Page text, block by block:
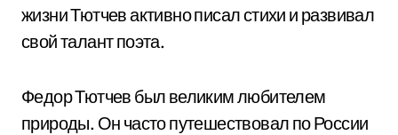
жизни Тютчев активно писал стихи и развивал
свой талант поэта.
Федор Тютчев был великим любителем
природы. Он часто путешествовал по России